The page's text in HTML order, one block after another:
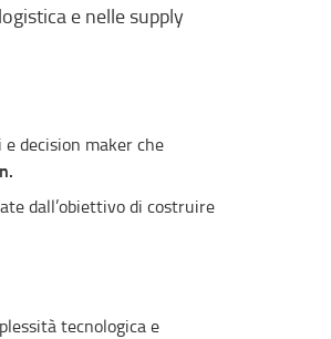
e nelle supply
decision maker che
dall’obiettivo di costruire
tecnologica e